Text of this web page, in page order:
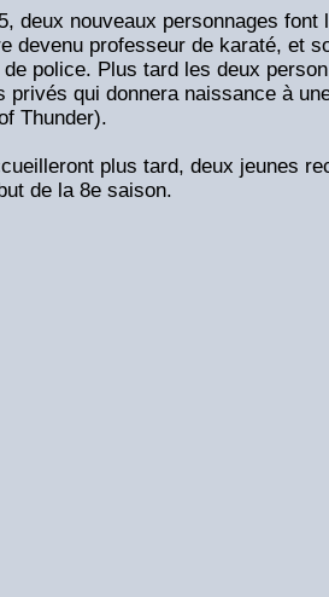
deux nouveaux personnages font
devenu professeur de karaté, et
police. Plus tard les deux
privés qui donnera naissance à
Thunder).
plus tard, deux jeunes
de la 8e saison.